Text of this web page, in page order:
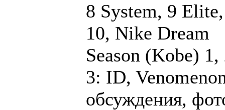
8 System, 9 Elite,
10, Nike Dream
Season (Kobe) 1,
3: ID,
обсуждения,